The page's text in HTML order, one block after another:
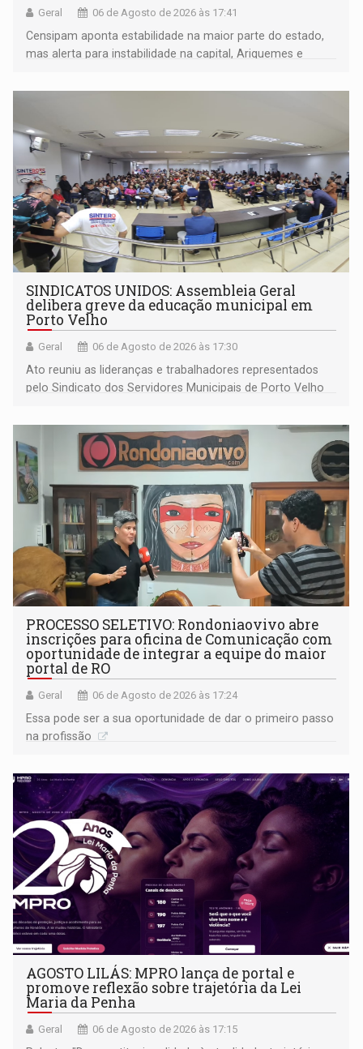
Geral 06 de Agosto de 2026 às 17:41
Censipam aponta estabilidade na maior parte do estado,
mas alerta para instabilidade na capital, Ariquemes e
SINDICATOS UNIDOS: Assembleia Geral
delibera greve da educação municipal em
Porto Velho
Geral 06 de Agosto de 2026 às 17:30
Ato reuniu as lideranças e trabalhadores representados
pelo Sindicato dos Servidores Municipais de Porto Velho
PROCESSO SELETIVO: Rondoniaovivo abre
inscrições para oficina de Comunicação com
oportunidade de integrar a equipe do maior
portal de RO
Geral 06 de Agosto de 2026 às 17:24
Essa pode ser a sua oportunidade de dar o primeiro passo
na profissão
AGOSTO LILÁS: MPRO lança de portal e
promove reflexão sobre trajetória da Lei
Maria da Penha
Geral 06 de Agosto de 2026 às 17:15